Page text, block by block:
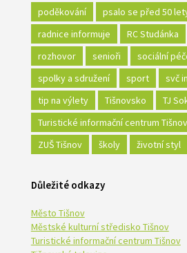
poděkování
psalo se před 50
radnice informuje
RC Studánka
rozhovor
senioři sociální
spolky a sdružení
sport svč
tip na výlety
Tišnovsko
TJ
Turistické informační centrum Tišnov
ZUŠ Tišnov
školy životní styl
Důležité odkazy
Město Tišnov
Městské kulturní středisko Tišnov
Turistické informační centrum Tišnov